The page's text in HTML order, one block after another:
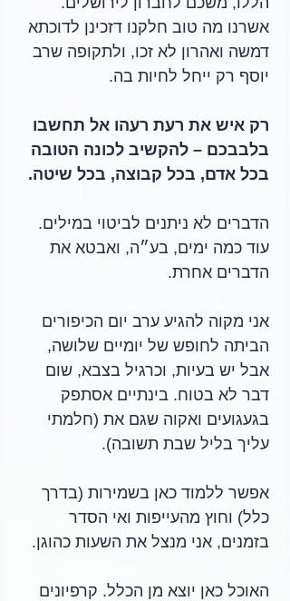
אשרנו מה טוב חלקנו דזכינן לדוכתא
דמשה ואהרון לא זכו, ולתקופה שרב
יוסף רק ייחל לחיות בה.
רק איש את רעת רעהו אל תחשבו
בלבבכם – להקשיב לכונה הטובה
בכל אדם, בכל קבוצה, בכל שיטה.
הדברים לא ניתנים לביטוי במילים.
עוד כמה ימים, בע״ה, ואבטא את
הדברים אחרת.
אני מקוה להגיע ערב יום הכיפורים
הביתה לחופש של יומיים שלושה,
אבל יש בעיות, וכרגיל בצבא, שום
דבר לא בטוח. בינתיים אסתפק
בגעגועים ואקוה שגם את (חלמתי
עליך בליל שבת תשובה).
אפשר ללמוד כאן בשמירות (בדרך
כלל) וחוץ מהעייפות ואי הסדר
בזמנים, אני מנצל את השעות כהוגן.
האוכל כאן יוצא מן הכלל. קרפיונים